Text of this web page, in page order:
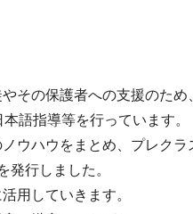
その保護者への支援のた
語指導等を行っています。
ウハウをまとめ、プレク
行しました。
用していきます。